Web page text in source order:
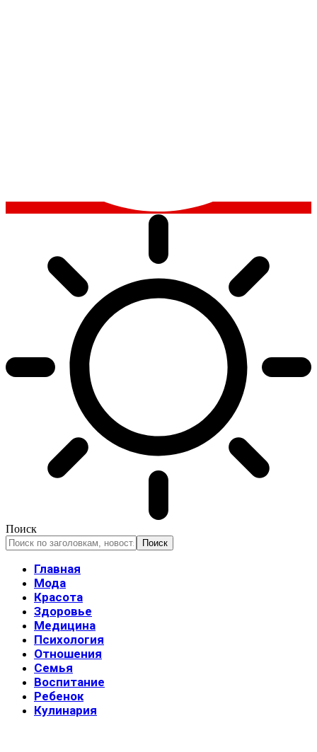
Поиск
Главная
Мода
Красота
Здоровье
Медицина
Психология
Отношения
Семья
Воспитание
Ребенок
Кулинария